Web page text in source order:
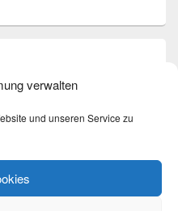
verwalten
und unseren Service zu
um 15.00 Uhr